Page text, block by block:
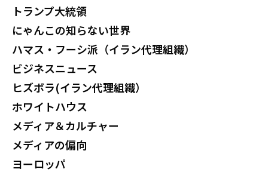
トランプ大統領
にゃんこの知らない世界
ハマス・フーシ派（イラン代理組織）
ビジネスニュース
ヒズボラ(イラン代理組織）
ホワイトハウス
メディア＆カルチャー
メディアの偏向
ヨーロッパ